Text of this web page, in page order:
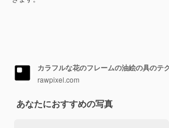
カラフルな花のフレームの油絵の具のテ
rawpixel.com
あなたにおすすめの写真